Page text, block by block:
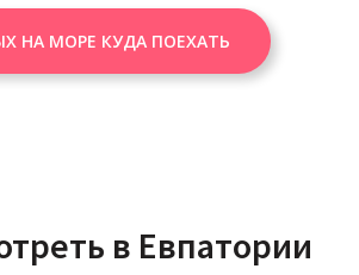
НА МОРЕ КУДА ПОЕХАТЬ
в Евпатории